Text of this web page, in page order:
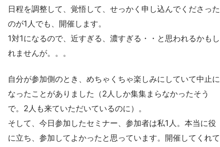
日程を調整して、覚悟して、せっかく申し込んでくださった
のが1人でも、開催します。
1対1になるので、近すぎる、濃すぎる・・と思われるかもし
れませんが。。。
自分が参加側のとき、めちゃくちゃ楽しみにしていて中止に
なったことがありました（2人しか集集まらなかったそう
で。2人も来ていただいているのに）。
そして、今日参加したセミナー、参加者は私1人。本当に役
に立ち、参加してよかったと思っています。開催してくれて